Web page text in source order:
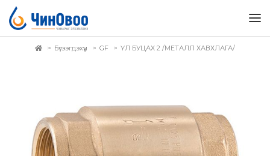
Бүтээгдэхүүн GF ҮЛ БУЦАХ 2 /МЕТАЛЛ ХАВХЛАГА/